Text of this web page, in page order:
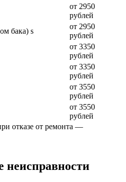
от 2950
рублей
бака) s
от 2950
рублей
от 3350
рублей
от 3350
рублей
от 3550
рублей
от 3550
рублей
отказе от ремонта —
неисправности